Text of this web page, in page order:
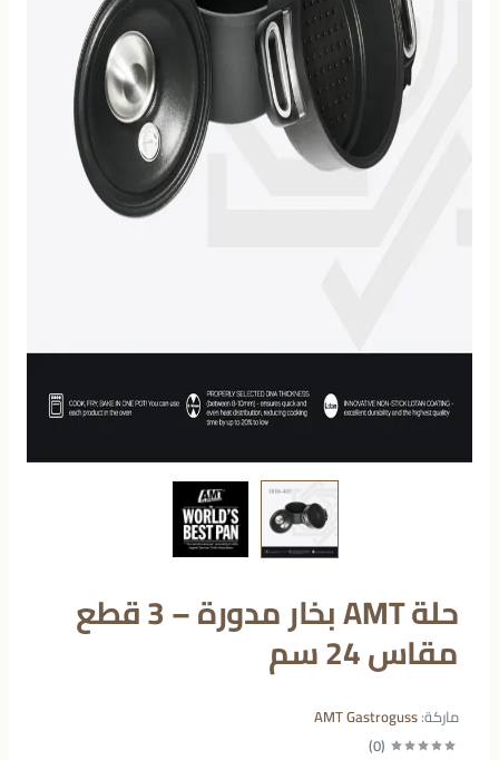
حلة AMT بخار مدورة – 3 قطع
مقاس 24 سم
ماركة:AMT Gastroguss
(
0
)